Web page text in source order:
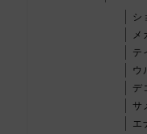
シ
メ
テ
ウ
デ
サ
エ